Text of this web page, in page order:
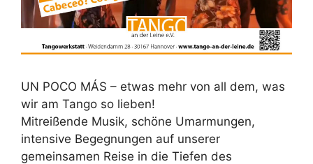
UN POCO MÁS – etwas mehr von all dem, was
wir am Tango so lieben!
Mitreißende Musik, schöne Umarmungen,
intensive Begegnungen auf unserer
gemeinsamen Reise in die Tiefen des